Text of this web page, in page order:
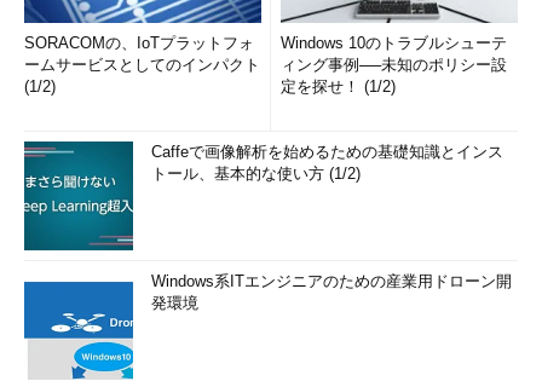
SORACOMの、IoTプラットフォ
ームサービスとしてのインパクト
(1/2)
Windows 10のトラブルシューテ
ィング事例──未知のポリシー設
定を探せ！ (1/2)
Caffeで画像解析を始めるための基礎知識とインス
トール、基本的な使い方 (1/2)
Windows系ITエンジニアのための産業用ドローン開
発環境